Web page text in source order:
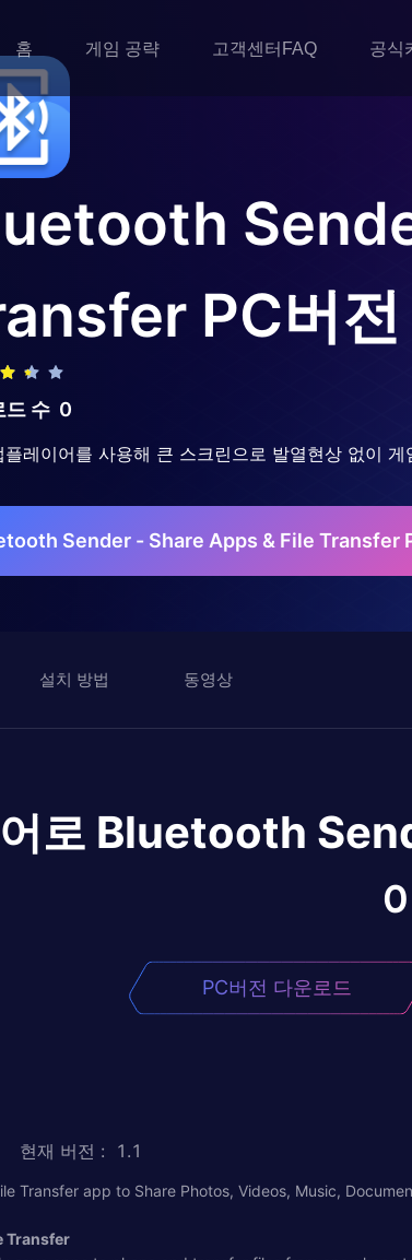
홈 게임 공략 고객센터FAQ 공식
PC버
드 수 0
플레이어를 사용해 큰 스크린으로 발열현상 없이
Sender - Share Apps & File Transfer
설치 방법 동영상
로 Bluetooth
PC버전 다운로드
현재 버전 : 1.1
Transfer app to Share Photos, Videos, Music,
Transfer